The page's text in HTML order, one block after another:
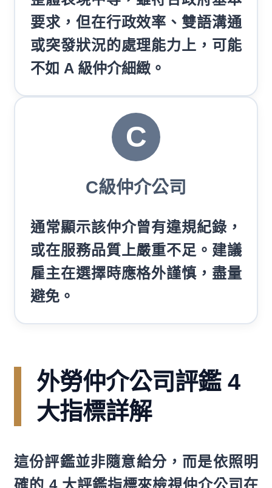
要求，但在行政效率、雙語溝通
或突發狀況的處理能力上，可能
不如 A 級仲介細緻。
C
C級仲介公司
通常顯示該仲介曾有違規紀錄，
或在服務品質上嚴重不足。建議
雇主在選擇時應格外謹慎，盡量
避免。
外勞仲介公司評鑑 4
大指標詳解
這份評鑑並非隨意給分，而是依照明
確的 4 大評鑑指標來檢視仲介公司在